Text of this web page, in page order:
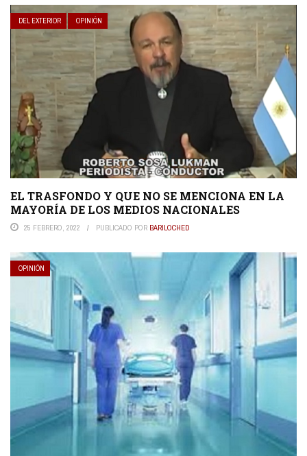
DEL EXTERIOR OPINIÓN
EL TRASFONDO Y QUE NO SE MENCIONA EN LA
MAYORÍA DE LOS MEDIOS NACIONALES
25 FEBRERO, 2022 PUBLICADO POR BARILOCHED
OPINIÓN